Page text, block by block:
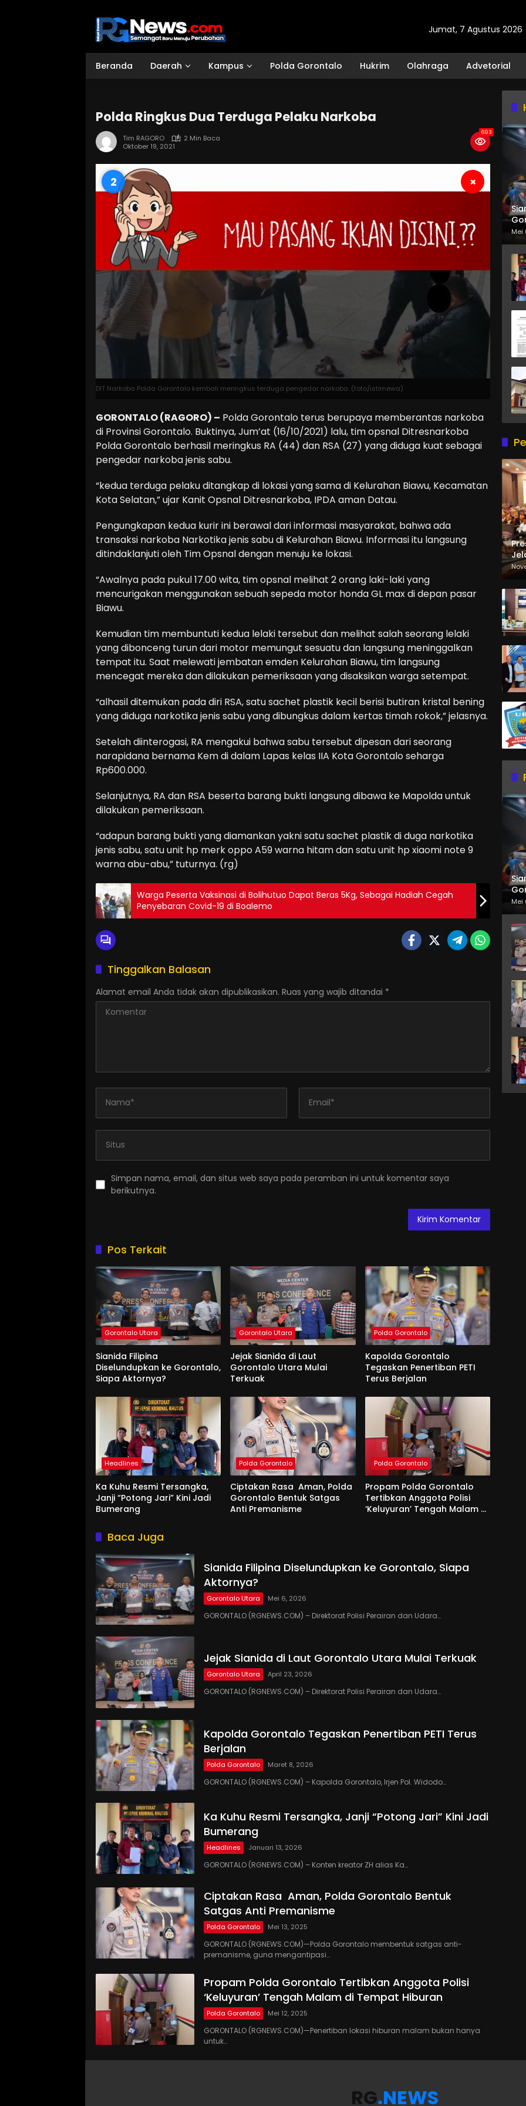
Jumat, 7 Agustus 2026
Beranda Daerah Kampus Polda Gorontalo Hukrim Olahraga Advetorial
Polda Ringkus Dua Terduga Pelaku Narkoba
Tim RAGORO
2 Min Baca
Oktober 19, 2021
693
1 ×
DIT Narkoba Polda Gorontalo kembali meringkus terduga pengedar narkoba. (foto/istimewa)
GORONTALO (RAGORO) – Polda Gorontalo terus berupaya memberantas narkoba
di Provinsi Gorontalo. Buktinya, Jum’at (16/10/2021) lalu, tim opsnal Ditresnarkoba
Polda Gorontalo berhasil meringkus RA (44) dan RSA (27) yang diduga kuat sebagai
pengedar narkoba jenis sabu.
“kedua terduga pelaku ditangkap di lokasi yang sama di Kelurahan Biawu, Kecamatan
Kota Selatan,” ujar Kanit Opsnal Ditresnarkoba, IPDA aman Datau.
Pengungkapan kedua kurir ini berawal dari informasi masyarakat, bahwa ada
transaksi narkoba Narkotika jenis sabu di Kelurahan Biawu. Informasi itu langsung
ditindaklanjuti oleh Tim Opsnal dengan menuju ke lokasi.
“Awalnya pada pukul 17.00 wita, tim opsnal melihat 2 orang laki-laki yang
mencurigakan menggunakan sebuah sepeda motor honda GL max di depan pasar
Biawu.
Kemudian tim membuntuti kedua lelaki tersebut dan melihat salah seorang lelaki
yang dibonceng turun dari motor memungut sesuatu dan langsung meninggalkan
tempat itu. Saat melewati jembatan emden Kelurahan Biawu, tim langsung
mencegat mereka dan dilakukan pemeriksaan yang disaksikan warga setempat.
“alhasil ditemukan pada diri RSA, satu sachet plastik kecil berisi butiran kristal bening
yang diduga narkotika jenis sabu yang dibungkus dalam kertas timah rokok,” jelasnya.
Setelah diinterogasi, RA mengakui bahwa sabu tersebut dipesan dari seorang
narapidana bernama Kem di dalam Lapas kelas IIA Kota Gorontalo seharga
Rp600.000.
Selanjutnya, RA dan RSA beserta barang bukti langsung dibawa ke Mapolda untuk
dilakukan pemeriksaan.
“adapun barang bukti yang diamankan yakni satu sachet plastik di duga narkotika
jenis sabu, satu unit hp merk oppo A59 warna hitam dan satu unit hp xiaomi note 9
warna abu-abu,” tuturnya. (rg)
Warga Peserta Vaksinasi di Bolihutuo Dapat Beras 5Kg, Sebagai Hadiah Cegah
Penyebaran Covid-19 di Boalemo
Tinggalkan Balasan
Alamat email Anda tidak akan dipublikasikan. Ruas yang wajib ditandai *
Simpan nama, email, dan situs web saya pada peramban ini untuk komentar saya
berikutnya.
Pos Terkait
Gorontalo Utara
Sianida Filipina
Diselundupkan ke Gorontalo,
Siapa Aktornya?
Gorontalo Utara
Jejak Sianida di Laut
Gorontalo Utara Mulai
Terkuak
Polda Gorontalo
Kapolda Gorontalo
Tegaskan Penertiban PETI
Terus Berjalan
Headlines
Ka Kuhu Resmi Tersangka,
Janji “Potong Jari” Kini Jadi
Bumerang
Polda Gorontalo
Ciptakan Rasa Aman, Polda
Gorontalo Bentuk Satgas
Anti Premanisme
Polda Gorontalo
Propam Polda Gorontalo
Tertibkan Anggota Polisi
‘Keluyuran’ Tengah Malam di
Baca Juga
Sianida Filipina Diselundupkan ke Gorontalo, Siapa
Aktornya?
Gorontalo Utara Mei 6, 2026
GORONTALO (RGNEWS.COM) – Direktorat Polisi Perairan dan Udara…
Jejak Sianida di Laut Gorontalo Utara Mulai Terkuak
Gorontalo Utara April 23, 2026
GORONTALO (RGNEWS.COM) – Direktorat Polisi Perairan dan Udara…
Kapolda Gorontalo Tegaskan Penertiban PETI Terus
Berjalan
Polda Gorontalo Maret 8, 2026
GORONTALO (RGNEWS.COM) – Kapolda Gorontalo, Irjen Pol. Widodo…
Ka Kuhu Resmi Tersangka, Janji “Potong Jari” Kini Jadi
Bumerang
Headlines Januari 13, 2026
GORONTALO (RGNEWS.COM) – Konten kreator ZH alias Ka…
Ciptakan Rasa Aman, Polda Gorontalo Bentuk
Satgas Anti Premanisme
Polda Gorontalo Mei 13, 2025
GORONTALO (RGNEWS.COM)—Polda Gorontalo membentuk satgas anti-
premanisme, guna mengantipasi…
Propam Polda Gorontalo Tertibkan Anggota Polisi
‘Keluyuran’ Tengah Malam di Tempat Hiburan
Polda Gorontalo Mei 12, 2025
GORONTALO (RGNEWS.COM)—Penertiban lokasi hiburan malam bukan hanya
untuk…
Mei
Mei
RG.NEWS